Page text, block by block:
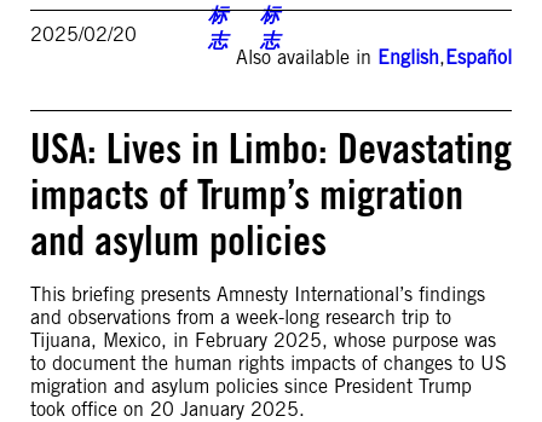
2025/02/20
Also available in English,Español
USA: Lives in Limbo: Devastating
impacts of Trump’s migration
and asylum policies
This briefing presents Amnesty International’s findings
and observations from a week-long research trip to
Tijuana, Mexico, in February 2025, whose purpose was
to document the human rights impacts of changes to US
migration and asylum policies since President Trump
took office on 20 January 2025.